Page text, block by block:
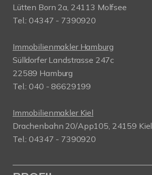
Lütten Born 2a, 24113 Molfsee
Tel.: 04347 - 7390920
Immobilienmakler Hamburg
Sülldorfer Landstrasse 247c
22589 Hamburg
Tel.: 040 - 86629199
Immobilienmakler Kiel
Drachenbahn 20/App105, 24159 Kiel
Tel.: 04347 - 7390920